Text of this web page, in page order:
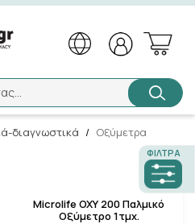
διαγνωστικά / Οξύμετρα
ΦΊΛΤΡΑ
Microlife ΟΧΥ 200 Παλμικό
Οξύμετρο 1τμχ.